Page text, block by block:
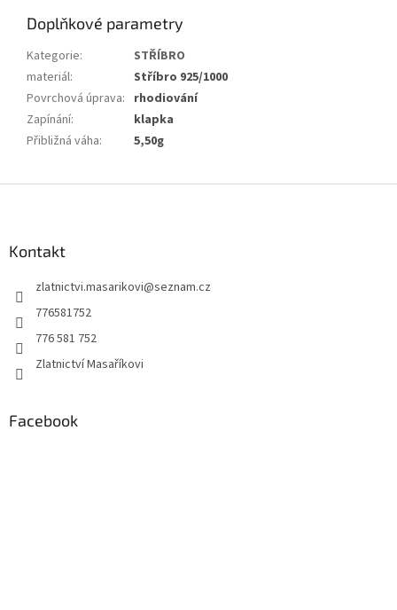
Doplňkové parametry
Kategorie:
STŘÍBRO
materiál:
Stříbro 925/1000
Povrchová úprava: rhodiování
Zapínání:
klapka
Přibližná váha: 5,50g
Kontakt
zlatnictvi.masarikovi@seznam.cz
776581752
776 581 752
Zlatnictví Masaříkovi
Facebook